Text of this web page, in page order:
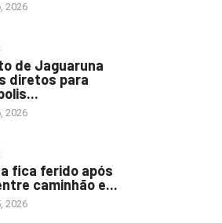
2026
de Jaguaruna
diretos para
2026
fica ferido após
caminhão e...
2026